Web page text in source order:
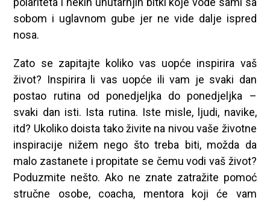
sobom i uglavnom gube jer ne vide dalje ispred
nosa.
Zato se zapitajte koliko vas uopće inspirira vaš
život? Inspirira li vas uopće ili vam je svaki dan
postao rutina od ponedjeljka do ponedjeljka –
svaki dan isti. Ista rutina. Iste misle, ljudi, navike,
itd? Ukoliko doista tako živite na nivou vaše životne
inspiracije nižem nego što treba biti, možda da
malo zastanete i propitate se čemu vodi vaš život?
Poduzmite nešto. Ako ne znate zatražite pomoć
stručne osobe, coacha, mentora koji će vam